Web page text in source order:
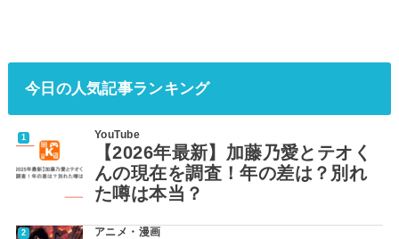
今日の人気記事ランキング
YouTube
【2026年最新】加藤乃愛とテオく
んの現在を調査！年の差は？別れ
た噂は本当？
アニメ・漫画